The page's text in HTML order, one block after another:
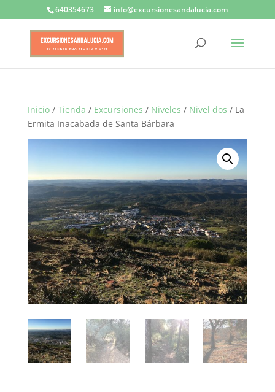
640354673 info@excursionesandalucia.com
Inicio/ Tienda / Excursiones / Niveles / Nivel dos / La
Ermita Inacabada de Santa Bárbara